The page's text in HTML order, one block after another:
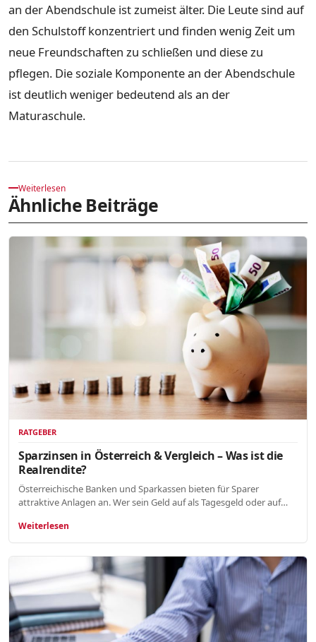
an der Abendschule ist zumeist älter. Die Leute sind auf
den Schulstoff konzentriert und finden wenig Zeit um
neue Freundschaften zu schließen und diese zu
pflegen. Die soziale Komponente an der Abendschule
ist deutlich weniger bedeutend als an der
Maturaschule.
Weiterlesen
Ähnliche Beiträge
RATGEBER
Sparzinsen in Österreich & Vergleich – Was ist die
Realrendite?
Österreichische Banken und Sparkassen bieten für Sparer
attraktive Anlagen an. Wer sein Geld auf als Tagesgeld oder auf…
Weiterlesen